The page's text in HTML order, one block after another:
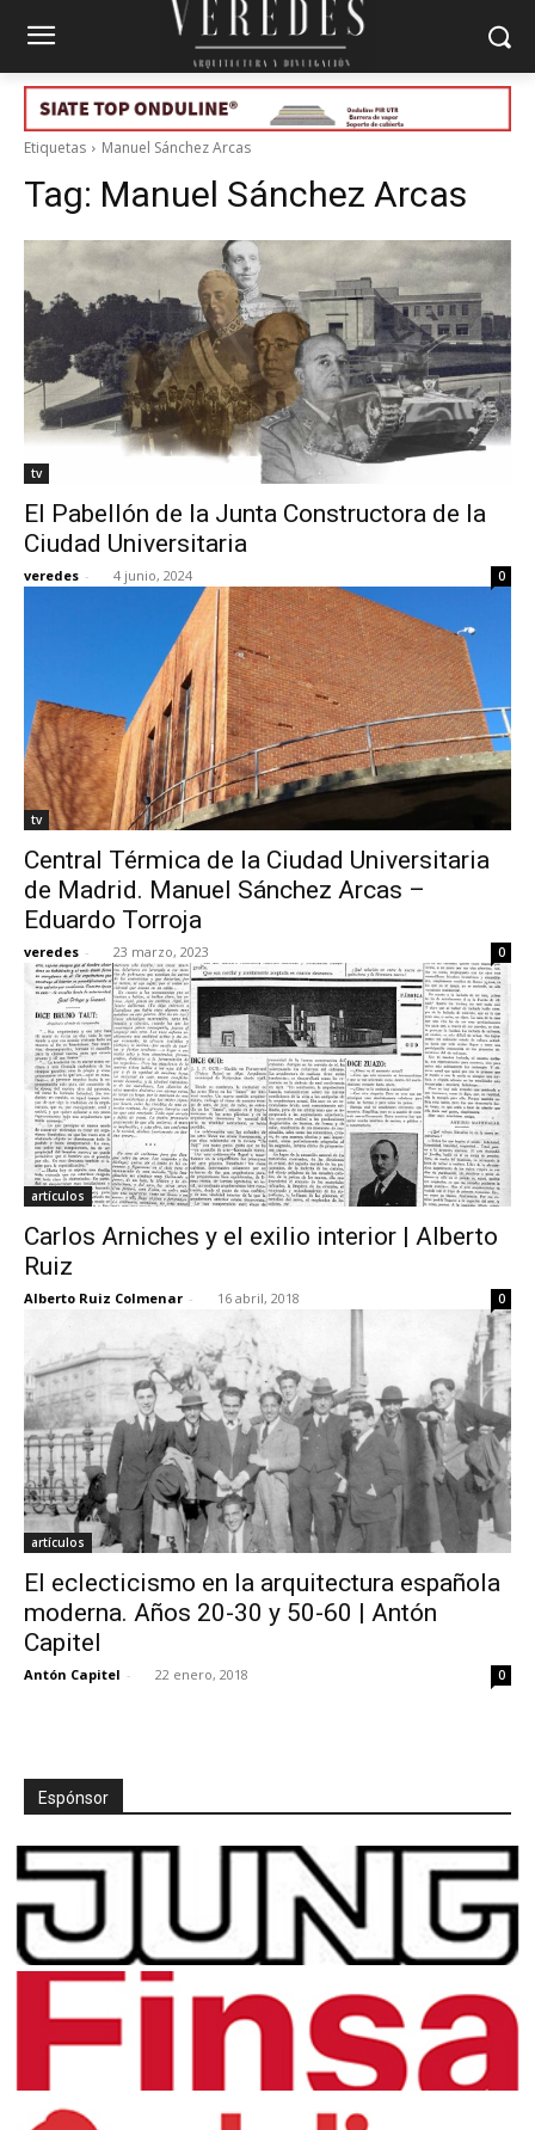
Etiquetas Manuel Sánchez Arcas
Tag: Manuel Sánchez Arcas
tv
El Pabellón de la Junta Constructora de la
Ciudad Universitaria
veredes - 4 junio, 2024 0
tv
Central Térmica de la Ciudad Universitaria
de Madrid. Manuel Sánchez Arcas –
Eduardo Torroja
veredes - 23 marzo, 2023 0
artículos
Carlos Arniches y el exilio interior | Alberto
Ruiz
Alberto Ruiz Colmenar - 16 abril, 2018 0
artículos
El eclecticismo en la arquitectura española
moderna. Años 20-30 y 50-60 | Antón
Capitel
Antón Capitel - 22 enero, 2018 0
Espónsor